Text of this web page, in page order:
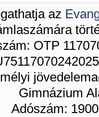
az
OTP
Gimnázium
Adószám: